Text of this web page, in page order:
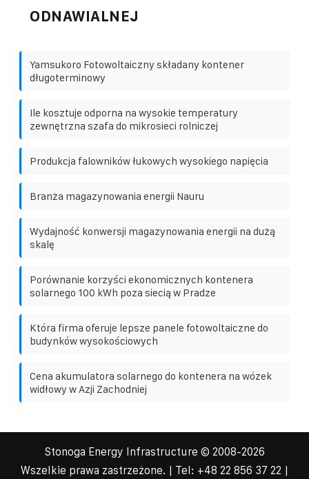
ODNAWIALNEJ
Yamsukoro Fotowoltaiczny składany kontener
długoterminowy
Ile kosztuje odporna na wysokie temperatury
zewnętrzna szafa do mikrosieci rolniczej
Produkcja falowników łukowych wysokiego napięcia
Branża magazynowania energii Nauru
Wydajność konwersji magazynowania energii na dużą
skalę
Porównanie korzyści ekonomicznych kontenera
solarnego 100 kWh poza siecią w Pradze
Która firma oferuje lepsze panele fotowoltaiczne do
budynków wysokościowych
Cena akumulatora solarnego do kontenera na wózek
widłowy w Azji Zachodniej
Stonoga Energy Infrastructure © 2008-2026
Wszelkie prawa zastrzeżone. | Tel: +48 22 856 37 22